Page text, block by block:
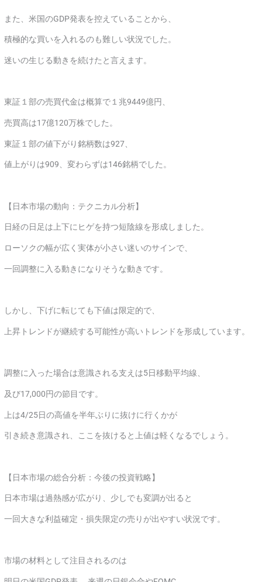
また、米国のGDP発表を控えていることから、
積極的な買いを入れるのも難しい状況でした。
迷いの生じる動きを続けたと言えます。
東証１部の売買代金は概算で１兆9449億円、
売買高は17億120万株でした。
東証１部の値下がり銘柄数は927、
値上がりは909、変わらずは146銘柄でした。
【日本市場の動向：テクニカル分析】
日経の日足は上下にヒゲを持つ短陰線を形成しました。
ローソクの幅が広く実体が小さい迷いのサインで、
一回調整に入る動きになりそうな動きです。
しかし、下げに転じても下値は限定的で、
上昇トレンドが継続する可能性が高いトレンドを形成しています。
調整に入った場合は意識される支えは5日移動平均線、
及び17,000円の節目です。
上は4/25日の高値を半年ぶりに抜けに行くかが
引き続き意識され、ここを抜けると上値は軽くなるでしょう。
【日本市場の総合分析：今後の投資戦略】
日本市場は過熱感が広がり、少しでも変調が出ると
一回大きな利益確定・損失限定の売りが出やすい状況です。
市場の材料として注目されるのは